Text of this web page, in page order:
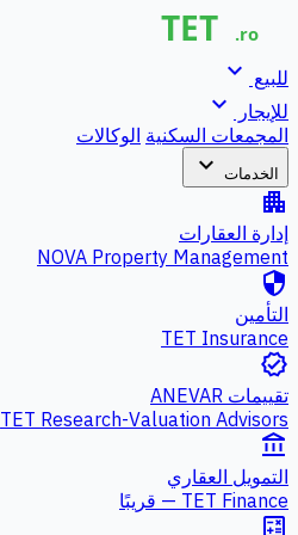
للبيع expand_more
للإيجار expand_more
المجمعات السكنية الوكالات
الخدمات expand_more
apartment
إدارة العقارات
NOVA Property Management
security
التأمين
TET Insurance
verified
تقييمات ANEVAR
TET Research-Valuation Advisors
account_balance
التمويل العقاري
TET Finance — قريبًا
calculate